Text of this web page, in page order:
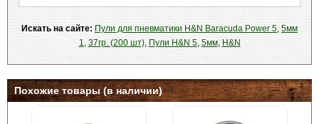
Искать на сайте: Пули для пневматики H&N Baracuda Power 5, 5мм
1, 37гр. (200 шт), Пули H&N 5, 5мм, H&N
Похожие товары (в наличии)